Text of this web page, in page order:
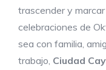
trascender y
celebraciones de
sea con familia,
trabajo, Ciudad